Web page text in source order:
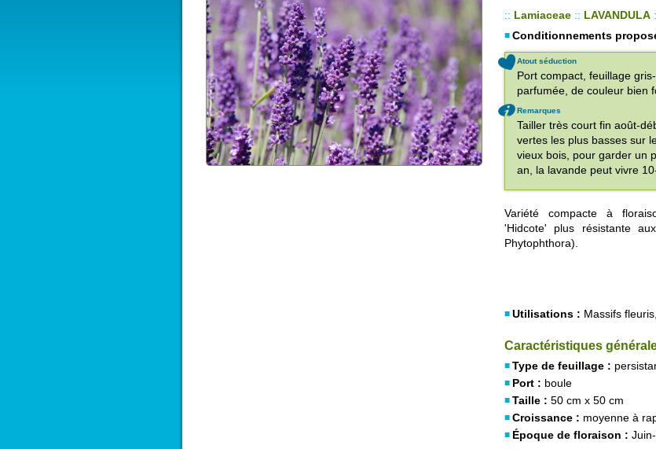
:: Lamiaceae :: LAVANDULA
Conditionnements
Atout séduction
Port compact, feuillage
parfumée, de couleur bien
Remarques
Tailler très court fin août-
vertes les plus basses sur
vieux bois, pour garder un
an, la lavande peut vivre
Variété compacte à
'Hidcote' plus résistante
Phytophthora).
Utilisations : Massifs
Caractéristiques
Type de feuillage :
Port : boule
Taille : 50 cm x 50 cm
Croissance : moyenne à
Époque de floraison :